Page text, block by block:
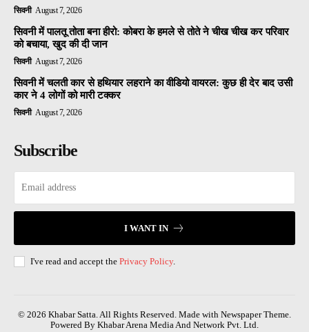
सिवनी August 7, 2026
सिवनी में पालतू तोता बना हीरो: कोबरा के हमले से तोते ने चीख चीख कर परिवार
को बचाया, खुद की दी जान
सिवनी August 7, 2026
सिवनी में चलती कार से हथियार लहराने का वीडियो वायरल: कुछ ही देर बाद उसी
कार ने 4 लोगों को मारी टक्कर
सिवनी August 7, 2026
Subscribe
I WANT IN
I've read and accept the Privacy Policy.
© 2026 Khabar Satta. All Rights Reserved. Made with Newspaper Theme.
Powered By Khabar Arena Media And Network Pvt. Ltd.